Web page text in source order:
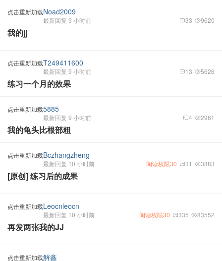
点击重新加载Noad2009
最新回复 9 小时前 9620
33
我的jj
点击重新加载T249411600
最新回复 9 小时前 5626
13
练习一个月的效果
点击重新加载5885
最新回复 9 小时前 2961
4
我的龟头比根部粗
点击重新加载Bczhangzheng
最新回复 10 小时前 3883
31
阅读权限30
[原创] 练习后的成果
点击重新加载Leocnleocn
最新回复 10 小时前 83552
335
阅读权限30
再发两张我的JJ
点击重新加载解鑫